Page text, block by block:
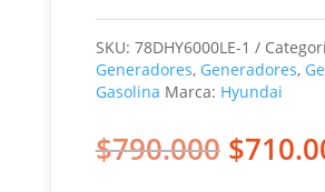
SKU: 78DHY6000LE-1
Generadores, Generadores,
Gasolina Marca: Hyundai
$790.000 El
precio
$